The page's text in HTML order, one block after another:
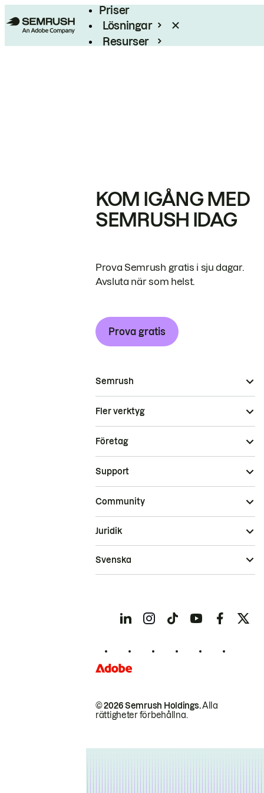
Priser
Lösningar
Resurser
KOM IGÅNG MED
SEMRUSH IDAG
Prova Semrush gratis i sju dagar.
Avsluta när som helst.
Prova gratis
Semrush
Fler verktyg
Företag
Support
Community
© 2026 Semrush Holdings.Alla
rättigheter förbehållna.
Juridik
Svenska